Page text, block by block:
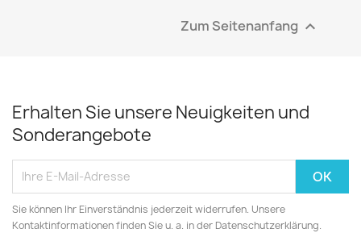
Zum Seitenanfang 
Erhalten Sie unsere Neuigkeiten und
Sonderangebote
Sie können Ihr Einverständnis jederzeit widerrufen. Unsere
Kontaktinformationen finden Sie u. a. in der Datenschutzerklärung.